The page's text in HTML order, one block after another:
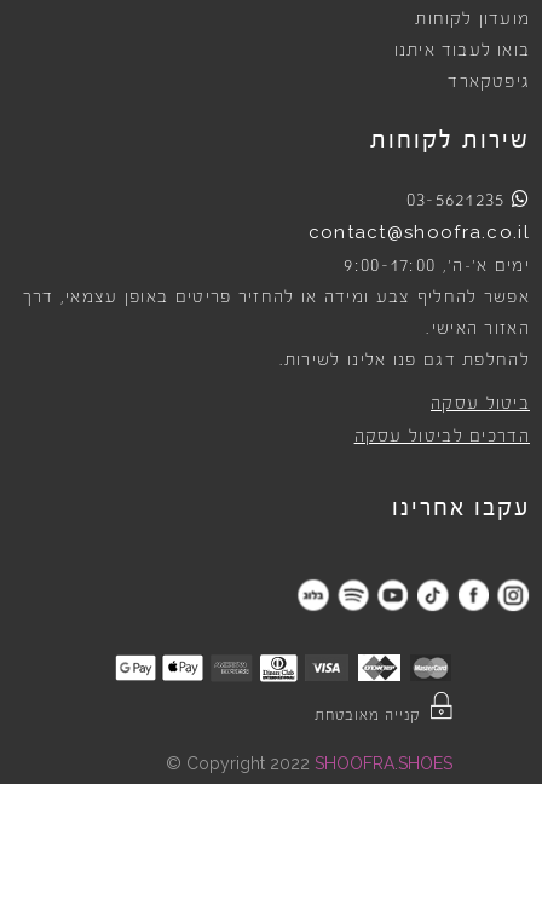
מועדון לקוחות
בואו לעבוד איתנו
גיפטקארד
שירות לקוחות
03-5621235
contact@shoofra.co.il
ימים א׳-ה׳, 9:00-17:00
אפשר להחליף צבע ומידה או להחזיר פריטים באופן עצמאי, דרך
האזור האישי.
להחלפת דגם פנו אלינו לשירות.
ביטול עסקה
הדרכים לביטול עסקה
עקבו אחרינו
קנייה מאובטחת
Copyright 2022 SHOOFRA.SHOES
©